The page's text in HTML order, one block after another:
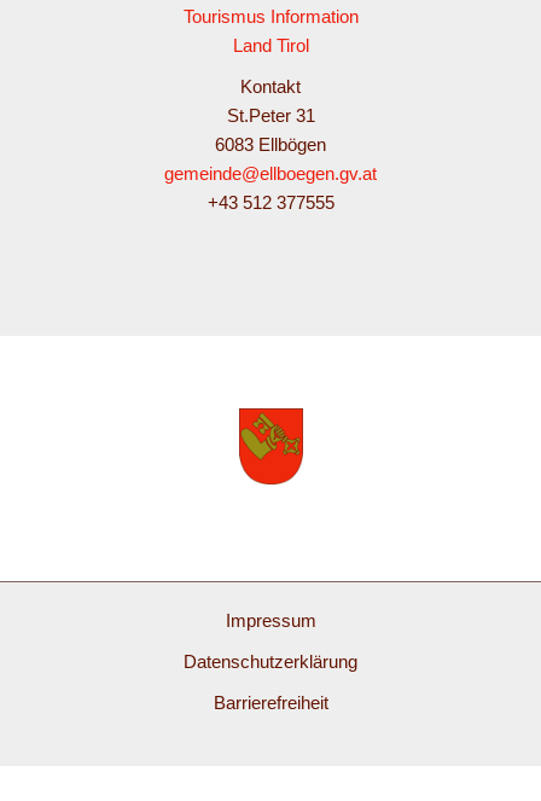
Tourismus Information
Land Tirol
Kontakt
St.Peter 31
6083 Ellbögen
gemeinde@ellboegen.gv.at
+43 512 377555
Impressum
Datenschutzerklärung
Barrierefreiheit